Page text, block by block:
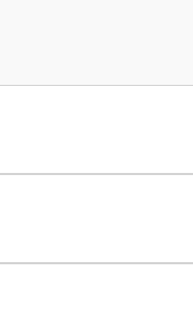
sejlivede og